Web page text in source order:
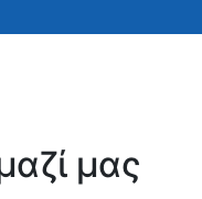
μας